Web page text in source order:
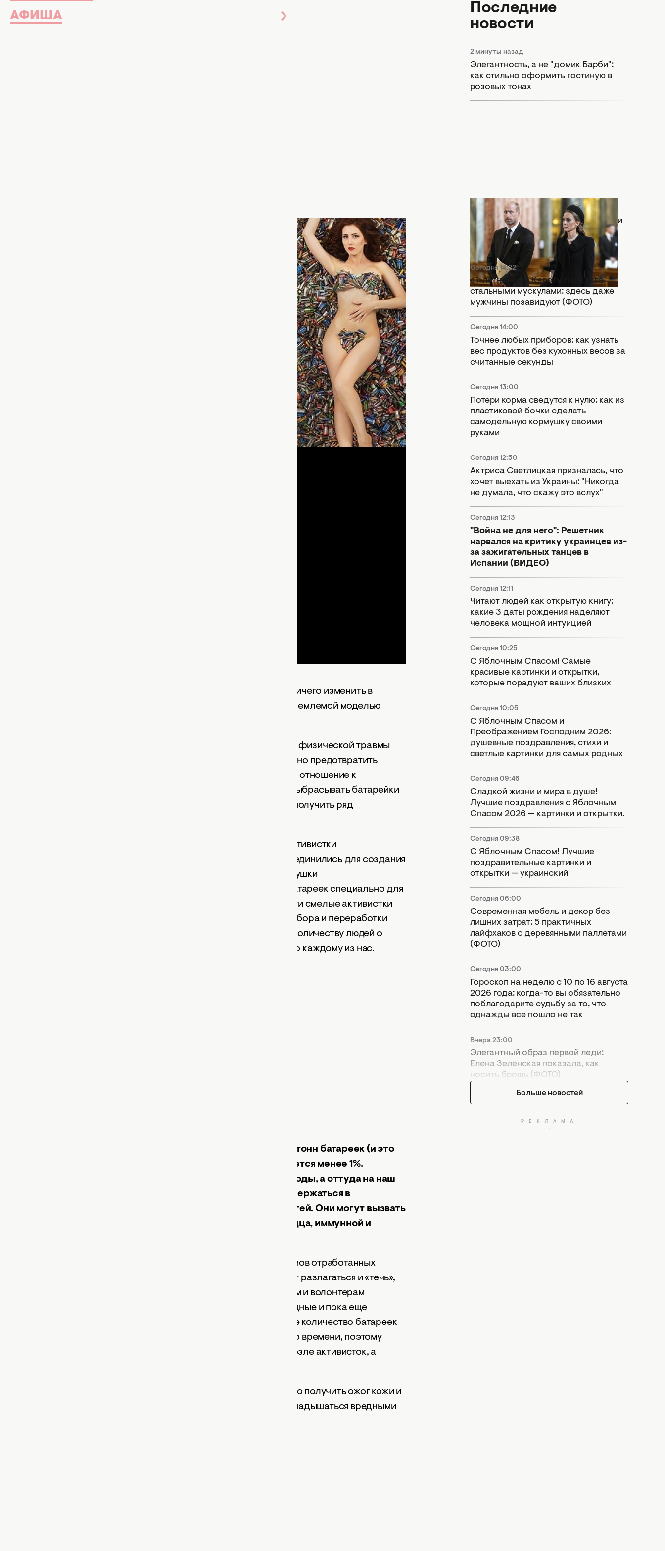
АФИША
по мотивам культового фильма
, который создан для привлечения внимания
к серьезной проблеме бесконтрольного выбрасывания отработанных
батареек, способных спровоцировать различные болезни. С помощью
проекта активисты хотят рассказать о своих планах создать
ассоциацию производителей, которая будет заниматься переработкой
батареек. Читайте в этом материале все подробности о страшном
вреде батареек, а также о том, как обезопасить себя от тяжелых
Почему девушки решили сфотографироваться на горе батареек
В наши дни мы так привыкли к предупреждениям ученых о загрязнении
окружающей среды, что никто особо не вникает в эти проблемы.
Большинство людей живет по принципу «я не смогу ничего изменить в
одиночку», поэтому бездействие кажется вполне приемлемой моделью
Но лишь до того, момента как кто-то из нас получает физической травмы
или серьезного заболевания. А ведь их причины можно предотвратить
заранее, если поставить перед собой цель изменить отношение к
окружающим нас предметам. Например, перестать выбрасывать батарейки
обычным способом, таким образом избежав риска получить ряд
Подробнее об этой проблеме решили рассказать активистки
экологического движения «Экоднепр», которые объединились для создания
интересной и весьма откровенной фотосессии. Девушки
сфотографировались обнаженными на 0,5 тонны батареек специально для
проекта под названием «Батарейки, здавайтесь!». Эти смелые активистки
планируют разработать и создать ассоциацию для сбора и переработки
батареек, а также рассказать, как можно большему количеству людей о
вреде, который могут принести батарейки абсолютно каждому из нас.
Сегодня в Украину официально завозят 12 тысяч тонн батареек (и это
только по официальным данным), из них собирается менее 1%.
Остальные 99% попадают в землю и грунтовые воды, а оттуда на наш
обеденный стол. Тяжелые металлы, которые содержаться в
батарейках, опасны для здоровья взрослых и детей. Они могут вызвать
умственную отсталость, заболевания мозга, сердца, иммунной и
Для фотосессии было использовано 555 килограммов отработанных
батареек. Поскольку батарейки от времени начинают разлагаться и «течь»,
выделяя токсичные химические соединения, моделям и волонтерам
пришлось предварительно отобрать и протереть годные и пока еще
безопасные элементы питания. Отсортировать такое количество батареек
оказалось задачей очень трудоемкой и затратной по времени, поэтому
чистые батарейки лежат только непосредственно возле активисток, а
Любой из этих неотработанных батареек можно было получить ожог кожи и
слизистых от хлорида железа, кислот и щелочей, и надышаться вредными
Последние
новости
2 минуты назад
Элегантность, а не "домик Барби":
как стильно оформить гостиную в
розовых тонах
1 час назад
Раскол в монархии: Кейт Миддлтон и
принц Уильям попали в громкий
скандал
Сегодня 14:22
41-летняя Тина Кароль поразила
стальными мускулами: здесь даже
мужчины позавидуют (ФОТО)
Сегодня 14:00
Точнее любых приборов: как узнать
вес продуктов без кухонных весов за
считанные секунды
Сегодня 13:00
Потери корма сведутся к нулю: как из
пластиковой бочки сделать
самодельную кормушку своими
руками
Сегодня 12:50
Актриса Светлицкая призналась, что
хочет выехать из Украины: "Никогда
не думала, что скажу это вслух"
Сегодня 12:13
"Война не для него": Решетник
нарвался на критику украинцев из-
за зажигательных танцев в
Испании (ВИДЕО)
Сегодня 12:11
Читают людей как открытую книгу:
какие 3 даты рождения наделяют
человека мощной интуицией
Сегодня 10:25
С Яблочным Спасом! Самые
красивые картинки и открытки,
которые порадуют ваших близких
Сегодня 10:05
С Яблочным Спасом и
Преображением Господним 2026:
душевные поздравления, стихи и
светлые картинки для самых родных
Сегодня 09:46
Сладкой жизни и мира в душе!
Лучшие поздравления с Яблочным
Спасом 2026 — картинки и открытки.
Сегодня 09:38
С Яблочным Спасом! Лучшие
поздравительные картинки и
открытки — украинский
Сегодня 06:00
Современная мебель и декор без
лишних затрат: 5 практичных
лайфхаков с деревянными паллетами
(ФОТО)
Сегодня 03:00
Гороскоп на неделю с 10 по 16 августа
2026 года: когда-то вы обязательно
поблагодарите судьбу за то, что
однажды все пошло не так
Вчера 23:00
Элегантный образ первой леди:
Елена Зеленская показала, как
носить брошь (ФОТО)
Больше новостей